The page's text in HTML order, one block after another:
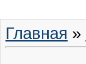
Главная »